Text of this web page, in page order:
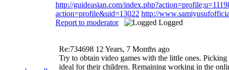
http://guideasian.com/
action=profile&uid=13022 http://
Report to moderator
Logged
Re:734698 12 Years, 7 Months ago
Try to obtain video games with the little ones.
ideal for their children. Remaining working in the